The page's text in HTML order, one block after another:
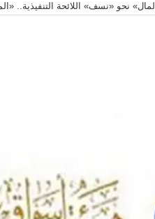
نحو «نسف» اللائحة التنفيذية..